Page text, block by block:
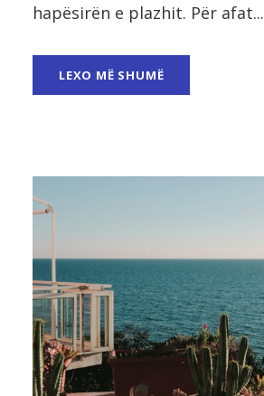
hapësirën e plazhit. Për afat...
LEXO MË SHUMË